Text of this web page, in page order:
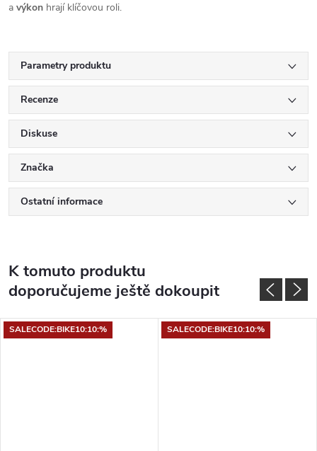
a výkon hrají klíčovou roli.
Parametry produktu
Recenze
Diskuse
Značka
Ostatní informace
K tomuto produktu
doporučujeme ještě dokoupit
SALECODE:BIKE10:10:% SALECODE:BIKE10:10:%